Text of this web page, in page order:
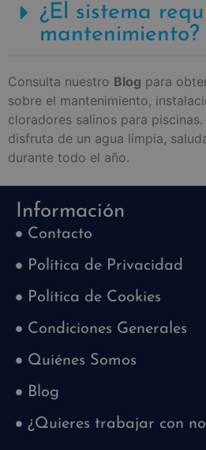
¿El sistema
mantenimiento?
Consulta nuestro Blog para
sobre el mantenimiento,
cloradores salinos para piscinas.
disfruta de un agua limpia,
durante todo el año.
Información
Contacto
Política de Privacidad
Política de Cookies
Condiciones Generales
Quiénes Somos
Blog
¿Quieres trabajar con